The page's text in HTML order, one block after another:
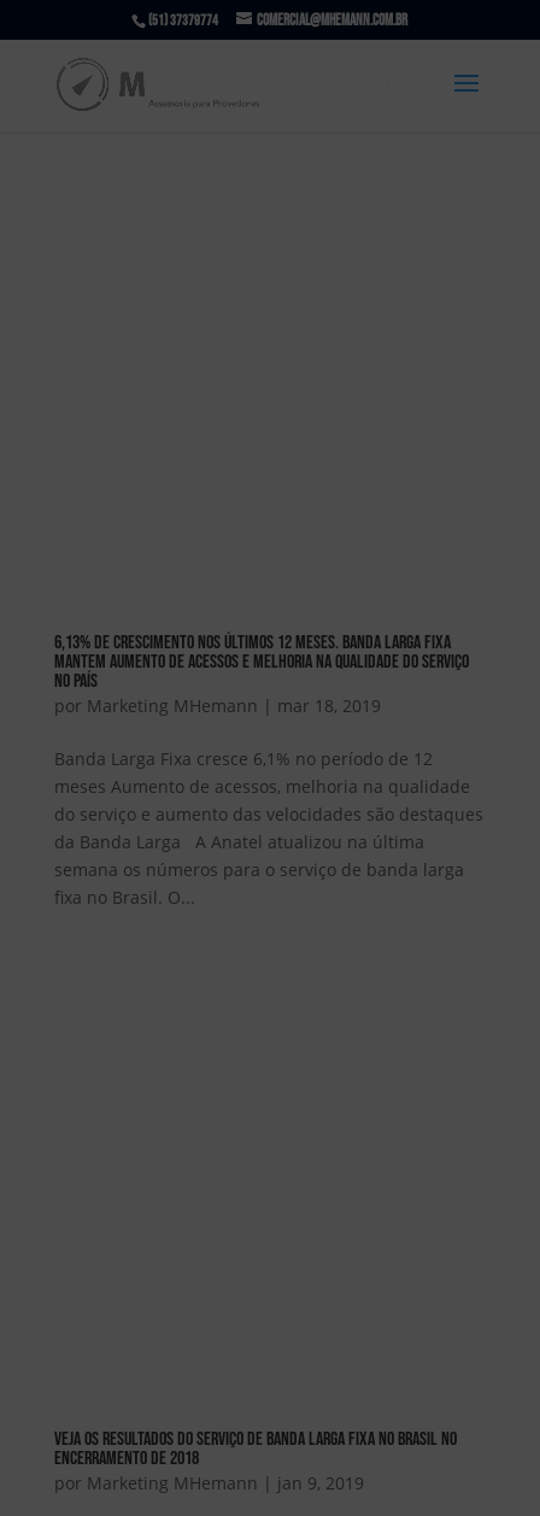
(51) 37379774 comercial@mhemann.com.br
6,13% de crescimento nos últimos 12 meses. Banda Larga Fixa
mantem aumento de acessos e melhoria na qualidade do serviço
no país
por Marketing MHemann | mar 18, 2019
Banda Larga Fixa cresce 6,1% no período de 12
meses Aumento de acessos, melhoria na qualidade
do serviço e aumento das velocidades são destaques
da Banda Larga A Anatel atualizou na última
semana os números para o serviço de banda larga
fixa no Brasil. O...
Veja os resultados do serviço de banda larga fixa no Brasil no
encerramento de 2018
por Marketing MHemann | jan 9, 2019